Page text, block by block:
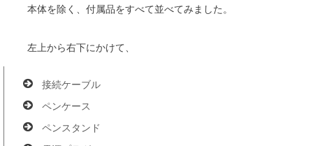
本体を除く、付属品をすべて並べてみました。
左上から右下にかけて、
接続ケーブル
ペンケース
ペンスタンド